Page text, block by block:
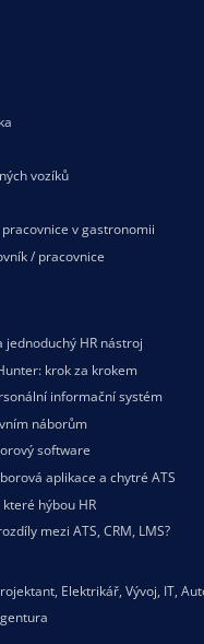
vozíků
v gastronomii
/ pracovnice
HR nástroj
krok za krokem
informační systém
náborům
software
aplikace a chytré ATS
hýbou HR
mezi ATS, CRM, LMS?
, Elektrikář, Vývoj, IT,